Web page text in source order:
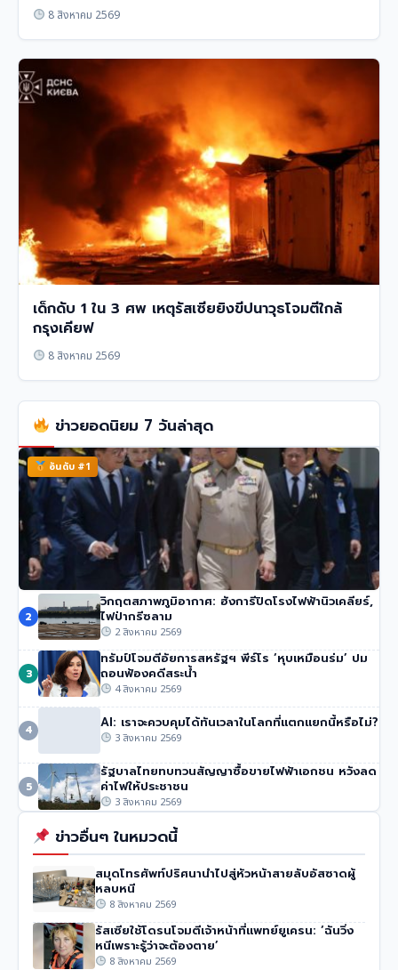
8 สิงหาคม 2569
เด็กดับ 1 ใน 3 ศพ เหตุรัสเซียยิงขีปนาวุธโจมตีใกล้
กรุงเคียฟ
8 สิงหาคม 2569
ข่าวยอดนิยม 7 วันล่าสุด
อันดับ #1
นายกฯ อนุทิน ของไทย จวกรายงาน UN ชายแดน ‘ไม่รวม
ความเสียหายของไทย’
43 วิว• 4 สิงหาคม 2569
2
วิกฤตสภาพภูมิอากาศ: ฮังการีปิดโรงไฟฟ้านิวเคลียร์,
ไฟป่ากรีซลาม
2 สิงหาคม 2569
3
ทรัมป์โจมตีอัยการสหรัฐฯ พีร์โร ‘หุบเหมือนร่ม’ ปม
ถอนฟ้องคดีสระน้ำ
4 สิงหาคม 2569
4 AI: เราจะควบคุมได้ทันเวลาในโลกที่แตกแยกนี้หรือไม่?
3 สิงหาคม 2569
5
รัฐบาลไทยทบทวนสัญญาซื้อขายไฟฟ้าเอกชน หวังลด
ค่าไฟให้ประชาชน
3 สิงหาคม 2569
ข่าวอื่นๆ ในหมวดนี้
สมุดโทรศัพท์ปริศนานำไปสู่หัวหน้าสายลับอัสซาดผู้
หลบหนี
8 สิงหาคม 2569
รัสเซียใช้โดรนโจมตีเจ้าหน้าที่แพทย์ยูเครน: ‘ฉันวิ่ง
หนีเพราะรู้ว่าจะต้องตาย’
8 สิงหาคม 2569